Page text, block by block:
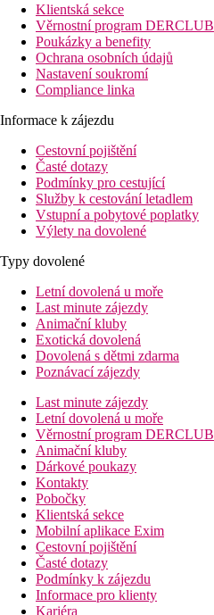
Klientská sekce
Věrnostní program DERCLUB
Poukázky a benefity
Ochrana osobních údajů
Nastavení soukromí
Compliance linka
Informace k zájezdu
Cestovní pojištění
Časté dotazy
Podmínky pro cestující
Služby k cestování letadlem
Vstupní a pobytové poplatky
Výlety na dovolené
Typy dovolené
Letní dovolená u moře
Last minute zájezdy
Animační kluby
Exotická dovolená
Dovolená s dětmi zdarma
Poznávací zájezdy
Last minute zájezdy
Letní dovolená u moře
Věrnostní program DERCLUB
Animační kluby
Dárkové poukazy
Kontakty
Pobočky
Klientská sekce
Mobilní aplikace Exim
Cestovní pojištění
Časté dotazy
Podmínky k zájezdu
Informace pro klienty
Kariéra